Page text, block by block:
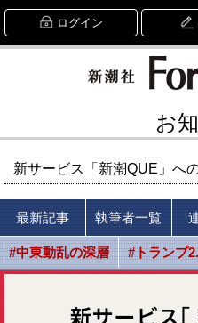
ログイン
お
新サービス「新潮QUE」へ
最新記事 執筆者一覧
#中東動乱の深層 #トランプ